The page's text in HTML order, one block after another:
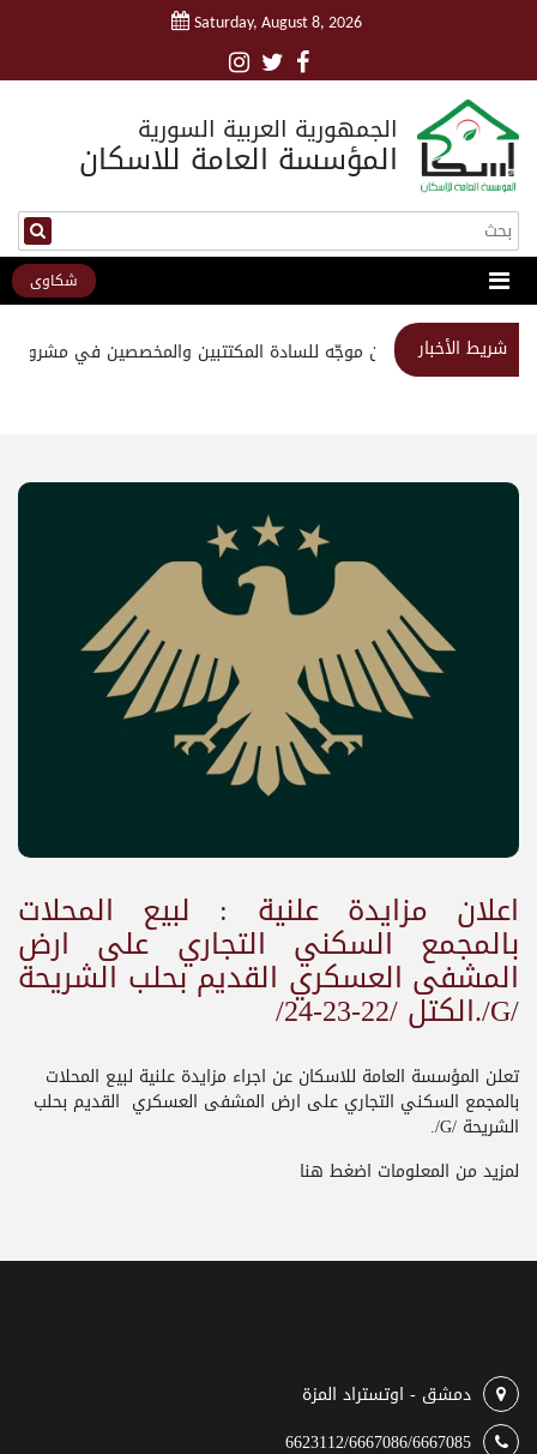
Saturday, August 8, 2026
الجمهورية العربية السورية
المؤسسة العامة للاسكان
شكاوى
شريط الأخباراستبيان موجّه للسادة المكتتبين والمخصصين في مشروع
اعلان مزايدة علنية : لبيع المحلات
بالمجمع السكني التجاري على ارض
المشفى العسكري القديم بحلب الشريحة
/G/.الكتل /22-23-24/
تعلن المؤسسة العامة للاسكان عن اجراء مزايدة علنية لبيع المحلات
بالمجمع السكني التجاري على ارض المشفى العسكري القديم بحلب
الشريحة /G/.
لمزيد من المعلومات اضغط هنا
دمشق - اوتستراد المزة
6623112/6667086/6667085